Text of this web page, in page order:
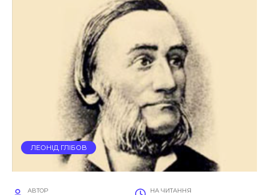
ЛЕОНІД ГЛІБОВ
АВТОР НА ЧИТАННЯ